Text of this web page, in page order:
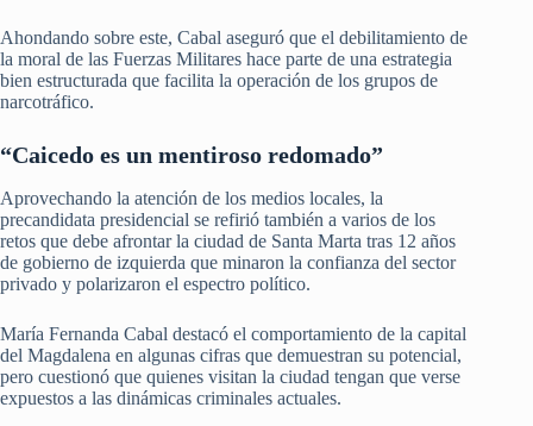
Ahondando sobre este, Cabal aseguró que el debilitamiento de
la moral de las Fuerzas Militares hace parte de una estrategia
bien estructurada que facilita la operación de los grupos de
narcotráfico.
“Caicedo es un mentiroso redomado”
Aprovechando la atención de los medios locales, la
precandidata presidencial se refirió también a varios de los
retos que debe afrontar la ciudad de Santa Marta tras 12 años
de gobierno de izquierda que minaron la confianza del sector
privado y polarizaron el espectro político.
María Fernanda Cabal destacó el comportamiento de la capital
del Magdalena en algunas cifras que demuestran su potencial,
pero cuestionó que quienes visitan la ciudad tengan que verse
expuestos a las dinámicas criminales actuales.